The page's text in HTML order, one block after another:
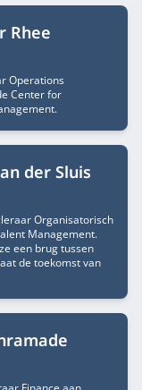
Rhee
Operations
Center for
der Sluis
Organisatorisch
Management.
een brug tussen
de toekomst van